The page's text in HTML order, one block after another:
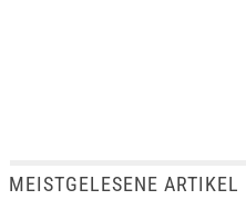
MEISTGELESENE ARTIKEL